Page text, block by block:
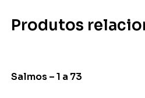
Produtos
Salmos – 1 a 73